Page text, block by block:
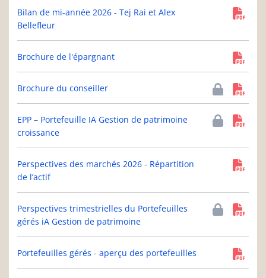
Bilan de mi-année 2026 - Tej Rai et Alex
Bellefleur
Brochure de l'épargnant
Brochure du conseiller
EPP – Portefeuille IA Gestion de patrimoine
croissance
Perspectives des marchés 2026 - Répartition
de l’actif
Perspectives trimestrielles du Portefeuilles
gérés iA Gestion de patrimoine
Portefeuilles gérés - aperçu des portefeuilles